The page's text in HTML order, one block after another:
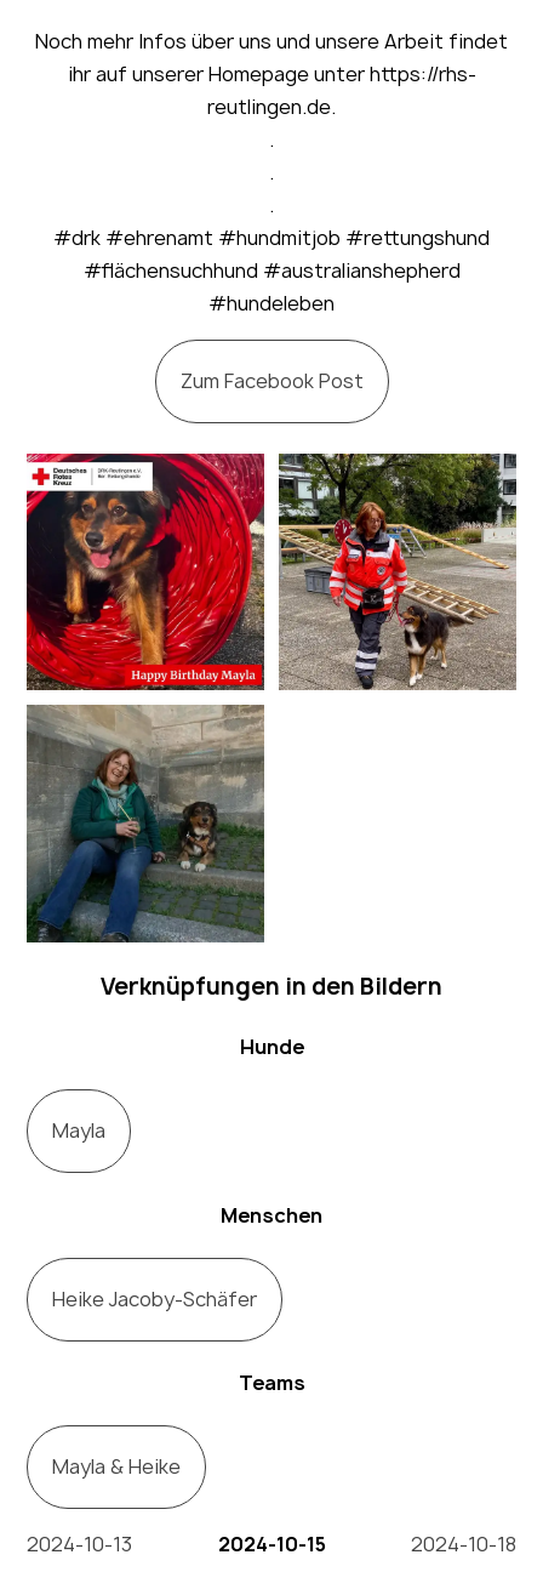
Noch mehr Infos über uns und unsere Arbeit findet
ihr auf unserer Homepage unter https://rhs-
reutlingen.de.
.
.
.
#drk #ehrenamt #hundmitjob #rettungshund
#flächensuchhund #australianshepherd
#hundeleben
Zum Facebook Post
Verknüpfungen in den Bildern
Hunde
Mayla
Menschen
Heike Jacoby-Schäfer
Teams
Mayla & Heike
2024-10-13 2024-10-15 2024-10-18